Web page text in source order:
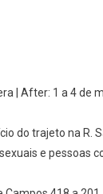
| After: 1 a 4 de
do trajeto na R.
e pessoas